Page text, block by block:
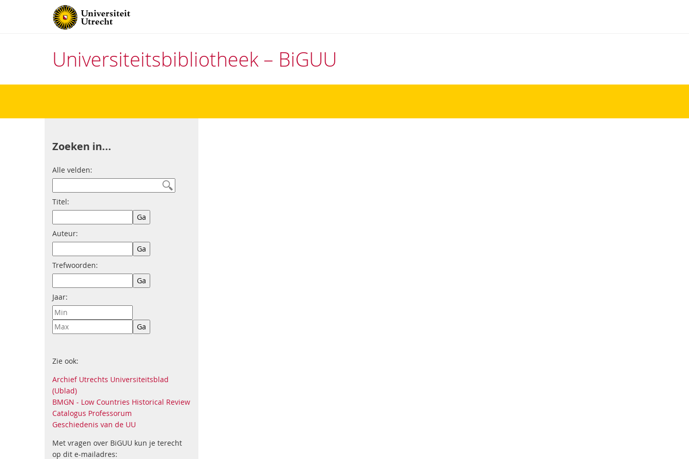
Universiteitsbibliotheek – BiGUU
Zoeken in...
Alle velden:
Titel:
Auteur:
Trefwoorden:
Jaar:
Zie ook:
Archief Utrechts Universiteitsblad
(Ublad)
BMGN - Low Countries Historical Review
Catalogus Professorum
Geschiedenis van de UU
Met vragen over BiGUU kun je terecht
op dit e-mailadres: